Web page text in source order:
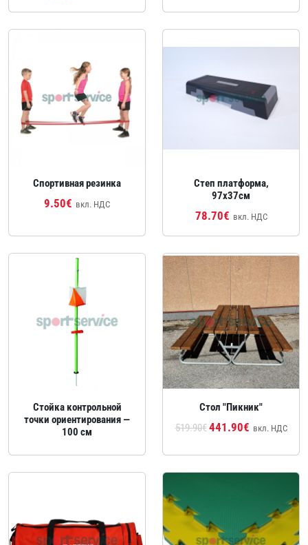
Спортивная резинка
9.50€ вкл. НДС
Степ платформа,
97x37см
78.70€ вкл. НДС
Стойка контрольной
точки ориентирования —
100 см
Стол "Пикник"
519.90€441.90€ вкл. НДС